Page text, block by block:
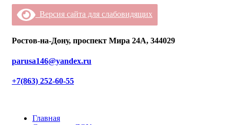
Версия сайта для слабовидящих
Ростов-на-Дону, проспект Мира 24А, 344029
parusa146@yandex.ru
+7(863) 252-60-55
Главная